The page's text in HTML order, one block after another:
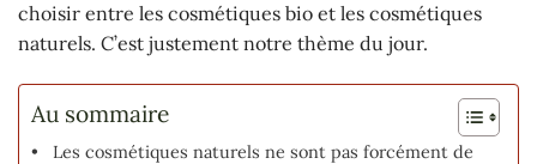
choisir entre les cosmétiques bio et les cosmétiques
naturels. C’est justement notre thème du jour.
Au sommaire
Les cosmétiques naturels ne sont pas forcément de